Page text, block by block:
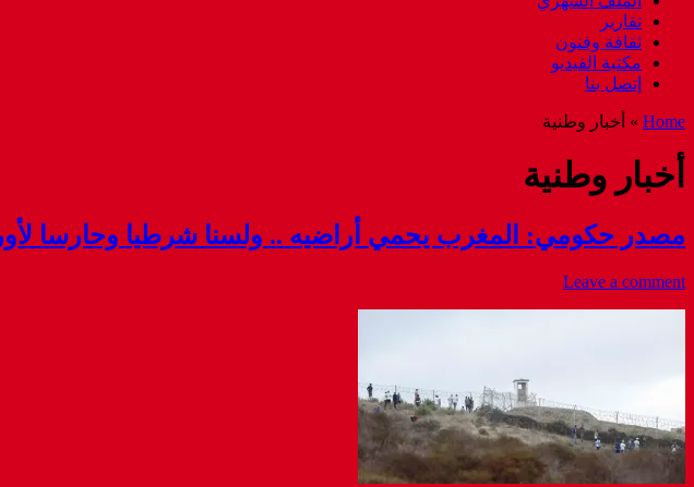
تقارير
ثقافة وفنون
مكتبة الفيديو
إتصل بنا
Home
» أخبار وطنية
أخبار وطنية
مصدر حكومي: المغرب يحمي أراضيه .. ولسنا شرطيا وحارسا
Leave a comment